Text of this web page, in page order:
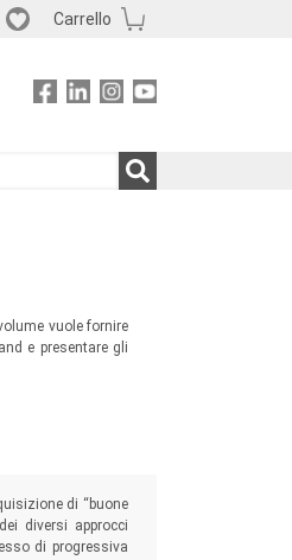
Carrello
vuole fornire
e presentare gli
di “buone
diversi approcci
di progressiva